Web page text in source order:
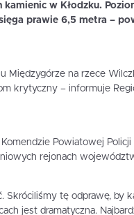
w Kłodzku.
prawie 6,5 metra –
Międzygórze na rzece
krytyczny – informuje
Komendzie Powiatowej
rejonach
Skróciliśmy tę odprawę, by
jest dramatyczna.